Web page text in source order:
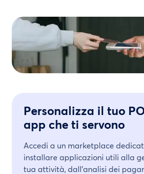
Personalizza il tuo
app che ti servono
Accedi a un marketplace
installare applicazioni utili alla
tua attività, dall’analisi dei